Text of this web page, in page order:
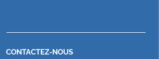
CONTACTEZ-NOUS